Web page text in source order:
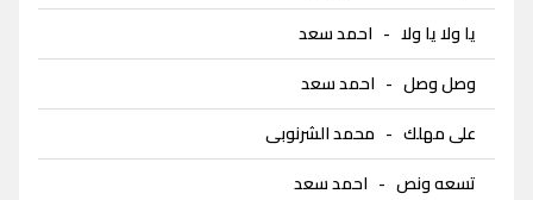
يا ولا يا ولا - احمد سعد
وصل وصل - احمد سعد
على مهلك - محمد الشرنوبى
تسعه ونص - احمد سعد